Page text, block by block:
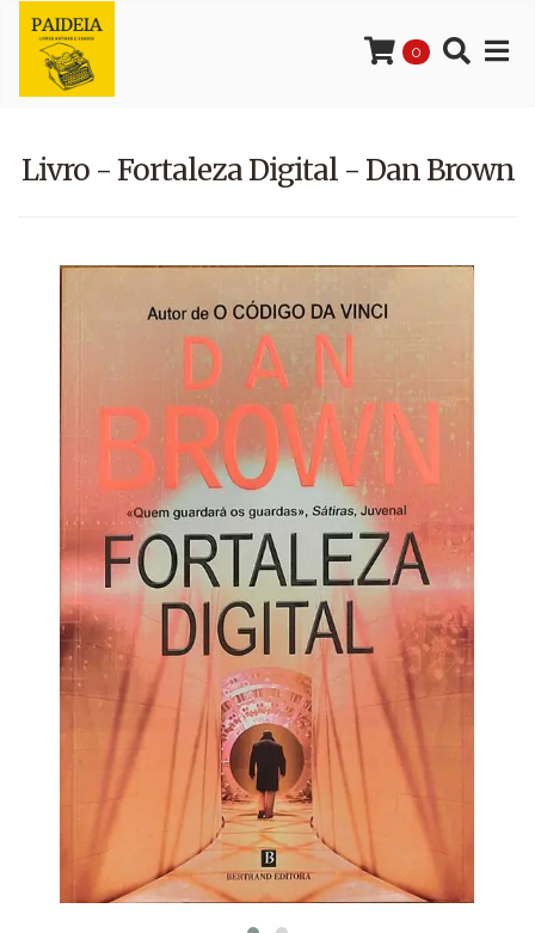
0
Livro - Fortaleza Digital - Dan Brown